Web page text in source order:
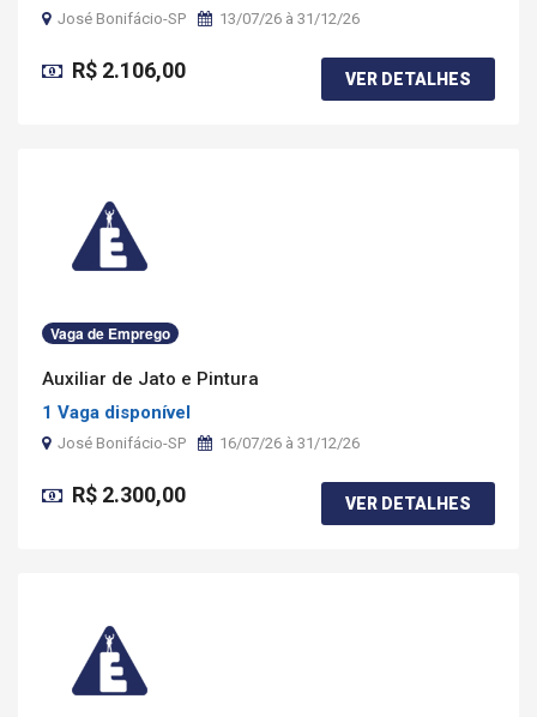
José Bonifácio-SP 13/07/26 à 31/12/26
R$ 2.106,00 VER DETALHES
Vaga de Emprego
Auxiliar de Jato e Pintura
1 Vaga disponível
José Bonifácio-SP 16/07/26 à 31/12/26
R$ 2.300,00 VER DETALHES